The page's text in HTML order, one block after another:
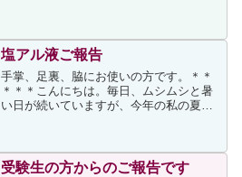
は思いつきませんでしたの...
塩アル液ご報告
手掌、足裏、脇にお使いの方です。＊＊
＊＊＊こんにちは。毎日、ムシムシと暑
い日が続いていますが、今年の私の夏
でした。薄着になる夏場は特に、脇の汗
に気を使い、着る物にも気...
受験生の方からのご報告です